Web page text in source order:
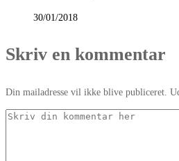
30/01/2018
Skriv en kommentar
Din mailadresse vil ikke blive publiceret.